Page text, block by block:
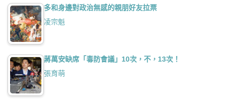
多和身邊對政治無感的親朋好友拉票
凌宗魁
蔣萬安缺席「毒防會議」10次，不，13次！
張育萌